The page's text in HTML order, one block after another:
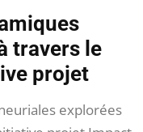
travers le
projet
explorées